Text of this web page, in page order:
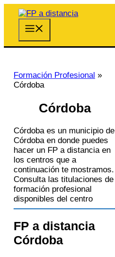
Saltar
contenido
Formación Profesional »
Córdoba
Córdoba
Córdoba es un municipio de
Córdoba en donde puedes
hacer un FP a distancia en
los centros que a
continuación te mostramos.
Consulta las titulaciones de
formación profesional
disponibles del centro
FP a distancia
Córdoba